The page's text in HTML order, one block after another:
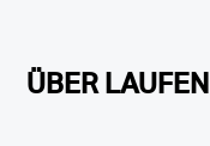
ÜBER LAUFEN